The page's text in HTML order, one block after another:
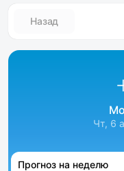
Назад
Чт, 6
Прогноз на неделю